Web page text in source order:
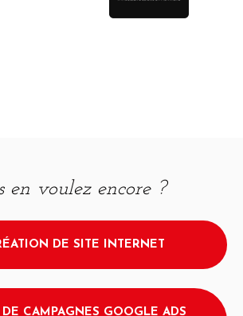
en voulez encore ?
DE SITE INTERNET
CAMPAGNES GOOGLE ADS